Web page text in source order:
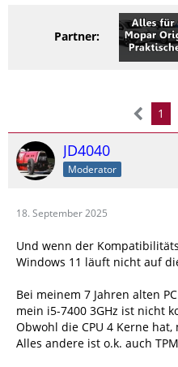
Partner:
1
JD4040
Moderator
18. September 2025
Und wenn der
Windows 11 läuft nicht auf
Bei meinem 7 Jahren alten
mein i5-7400 3GHz ist nicht
Obwohl die CPU 4 Kerne hat,
Alles andere ist o.k. auch